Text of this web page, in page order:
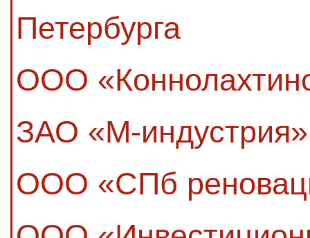
Петербурга
ООО
ЗАО «М-индустрия»
ООО «СПб